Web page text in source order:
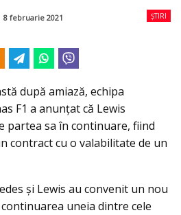
ȘTIRI
8 februarie 2021
după amiază, echipa
F1 a anunţat că Lewis
partea sa în continuare, fiind
contract cu o valabilitate de un
și Lewis au convenit un nou
uneia dintre cele